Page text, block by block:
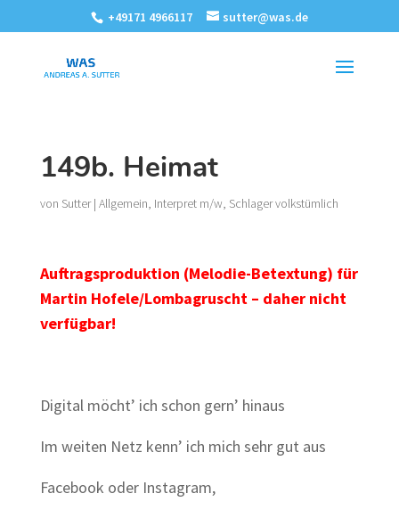
+49171 4966117 sutter@was.de
149b. Heimat
von Sutter| Allgemein, Interpret m/w, Schlager volkstümlich
Auftragsproduktion (Melodie-Betextung) für
Martin Hofele/Lombagruscht – daher nicht
verfügbar!
Digital möcht’ ich schon gern’ hinaus
Im weiten Netz kenn’ ich mich sehr gut aus
Facebook oder Instagram,